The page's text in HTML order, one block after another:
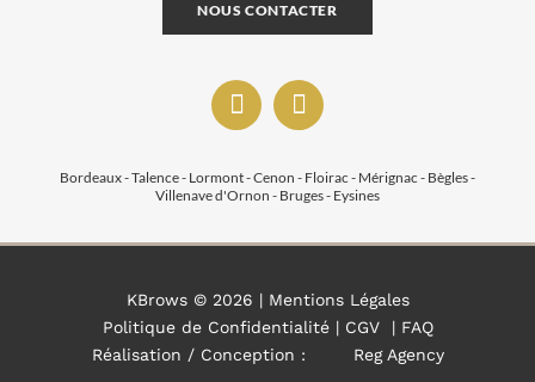
NOUS CONTACTER
Bordeaux - Talence - Lormont - Cenon - Floirac - Mérignac - Bègles -
Villenave d'Ornon - Bruges - Eysines
KBrows © 2026 | Mentions Légales
Politique de Confidentialité| CGV| FAQ
Réalisation / Conception :
Reg Agency